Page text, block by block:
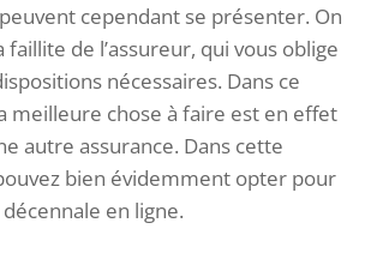
cependant se présenter. On
faillite de l’assureur, qui vous oblige
nécessaires. Dans ce
meilleure chose à faire est en effet
autre assurance. Dans cette
bien évidemment opter pour
en ligne.